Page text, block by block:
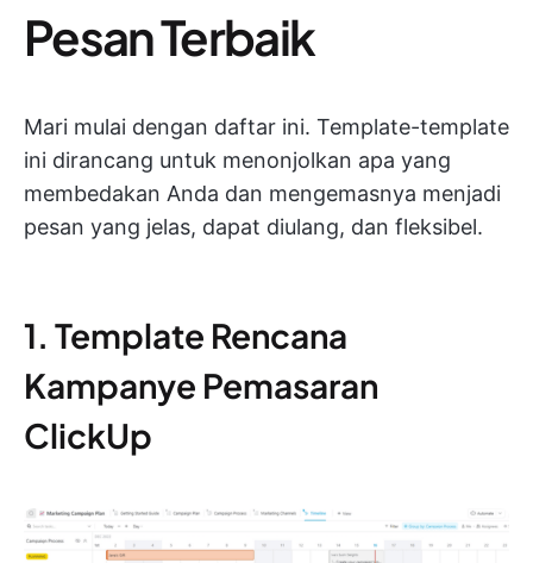
Pesan Terbaik
Mari mulai dengan daftar ini. Template-template
ini dirancang untuk menonjolkan apa yang
membedakan Anda dan mengemasnya menjadi
pesan yang jelas, dapat diulang, dan fleksibel.
1. Template Rencana
Kampanye Pemasaran
ClickUp